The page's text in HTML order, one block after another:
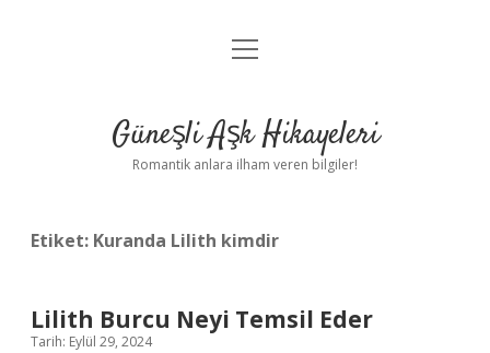
Anasayfa
Yasal Uyarı
menüyü
Güneşli Aşk Hikayeleri
Romantik anlara ilham veren bilgiler!
Etiket: Kuranda Lilith kimdir
Lilith Burcu Neyi Temsil Eder
Tarih: Eylül 29, 2024